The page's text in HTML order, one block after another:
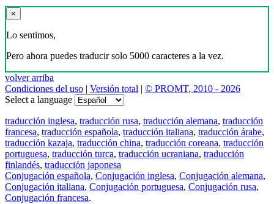
×
Lo sentimos,
Pero ahora puedes traducir solo 5000 caracteres a la vez.
volver arriba
Condiciones del uso | Versión total | © PROMT, 2010 - 2026
Select a language
traducción inglesa, traducción rusa, traducción alemana, traducción
francesa, traducción española, traducción italiana, traducción árabe,
traducción kazaja, traducción china, traducción coreana, traducción
portuguesa, traducción turca, traducción ucraniana, traducción
finlandés, traducción japonesa
Conjugación española, Conjugación inglesa, Conjugación alemana,
Conjugación italiana, Conjugación portuguesa, Conjugación rusa,
Conjugación francesa.